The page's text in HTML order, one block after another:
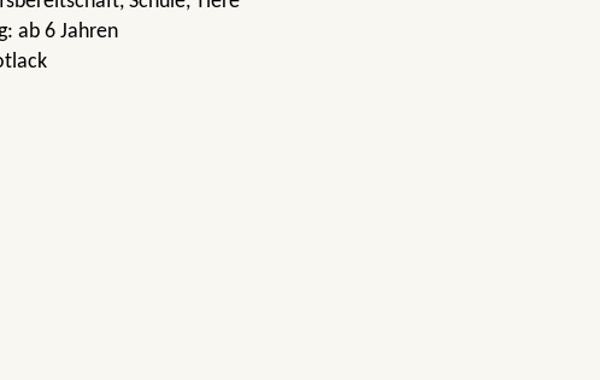
ab 6 Jahren